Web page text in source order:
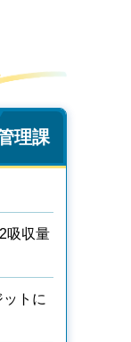
理課
吸収量
トに